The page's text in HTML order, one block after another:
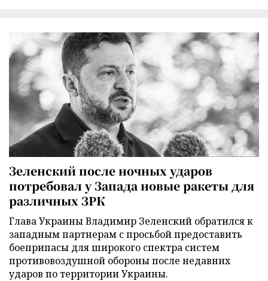
Зеленский после ночных ударов
потребовал у Запада новые ракеты для
различных ЗРК
Глава Украины Владимир Зеленский обратился к
западным партнерам с просьбой предоставить
боеприпасы для широкого спектра систем
противовоздушной обороны после недавних
ударов по территории Украины.